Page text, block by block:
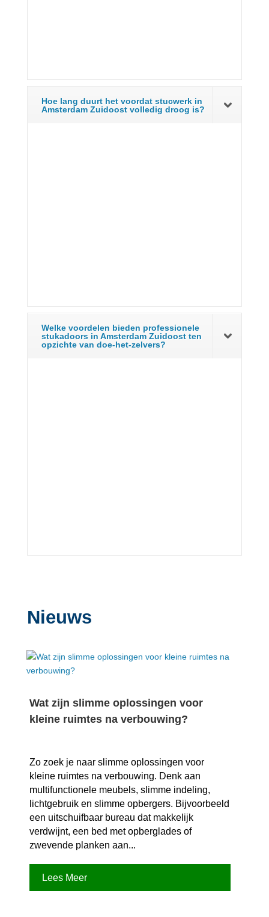
Hoe lang duurt het voordat stucwerk in
Amsterdam Zuidoost volledig droog is?
Welke voordelen bieden professionele
stukadoors in Amsterdam Zuidoost ten
opzichte van doe-het-zelvers?
Nieuws
Wat zijn slimme oplossingen voor
kleine ruimtes na verbouwing?
Zo zoek je naar slimme oplossingen voor
kleine ruimtes na verbouwing.​ Denk aan
multifunctionele meubels, slimme indeling,
lichtgebruik en slimme opbergers.​ Bijvoorbeeld
een uitschuifbaar bureau dat makkelijk
verdwijnt, een bed met opberglades of
zwevende planken aan...
Lees Meer